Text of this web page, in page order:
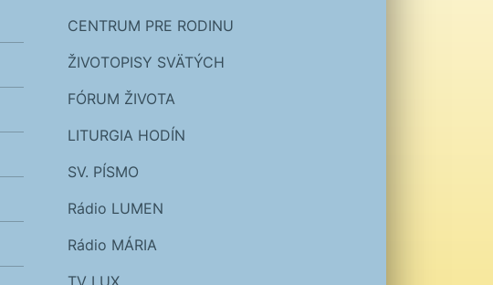
CENTRUM PRE RODINU
ŽIVOTOPISY SVÄTÝCH
FÓRUM ŽIVOTA
LITURGIA HODÍN
SV. PÍSMO
Rádio LUMEN
Rádio MÁRIA